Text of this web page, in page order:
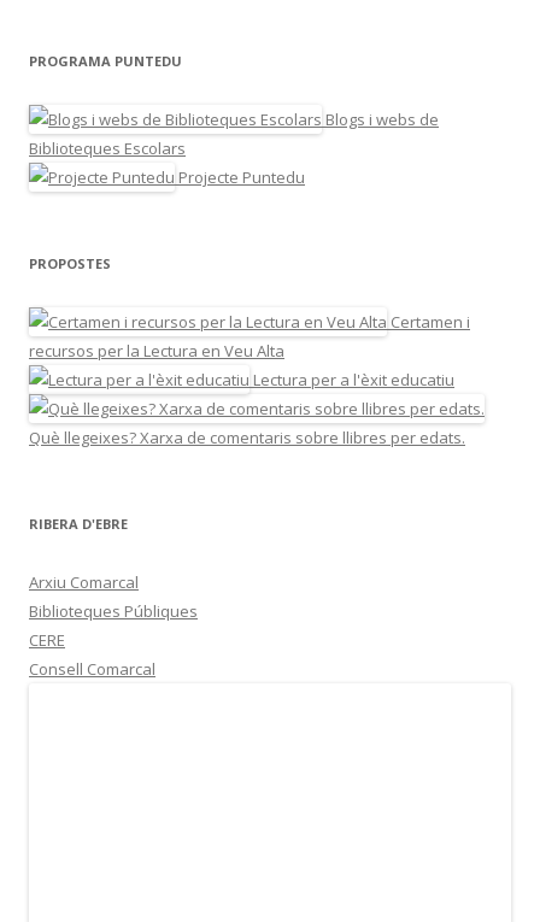
PROGRAMA PUNTEDU
Blogs i webs de
Biblioteques Escolars
Projecte Puntedu
PROPOSTES
Certamen i
recursos per la Lectura en Veu Alta
Lectura per a l'èxit educatiu
Què llegeixes? Xarxa de comentaris sobre llibres per edats.
RIBERA D'EBRE
Arxiu Comarcal
Biblioteques Públiques
CERE
Consell Comarcal